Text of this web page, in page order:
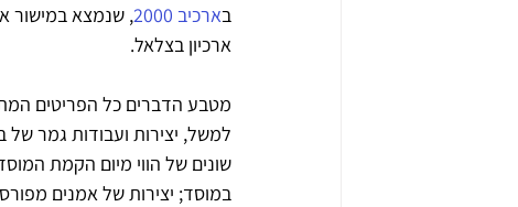
בארכיב 2000
, שנמצא במישור
ארכיון בצלאל.
מטבע הדברים כל הפריטים
למשל, יצירות ועבודות גמר של
שונים של הווי מיום הקמת
במוסד; יצירות של אמנים